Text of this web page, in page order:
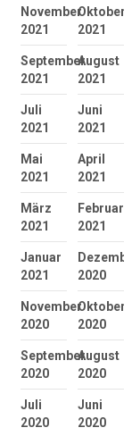
November
2021
Oktober
2021
September
2021
August
2021
Juli
2021
Juni
2021
Mai
2021
April
2021
März
2021
Februar
2021
Januar
2021
2020
November
2020
Oktober
2020
September
2020
August
2020
Juli
2020
Juni
2020